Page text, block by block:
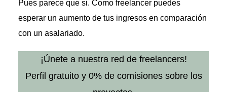
Pues parece que si. Como freelancer puedes
esperar un aumento de tus ingresos en comparación
con un asalariado.
¡Únete a nuestra red de freelancers!
Perfil gratuito y 0% de comisiones sobre los